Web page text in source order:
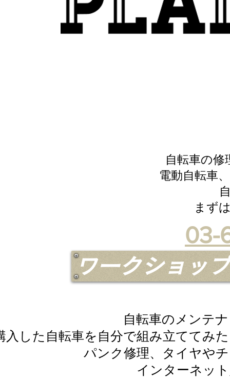
自転車の修
電動自転車
まず
03-
ワークショッ
自転車のメンテ
入した自転車を自分で組み立ててみ
パンク修理、タイヤや
インターネッ